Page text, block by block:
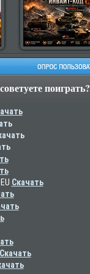
поиграть?
Скачать
Скачать